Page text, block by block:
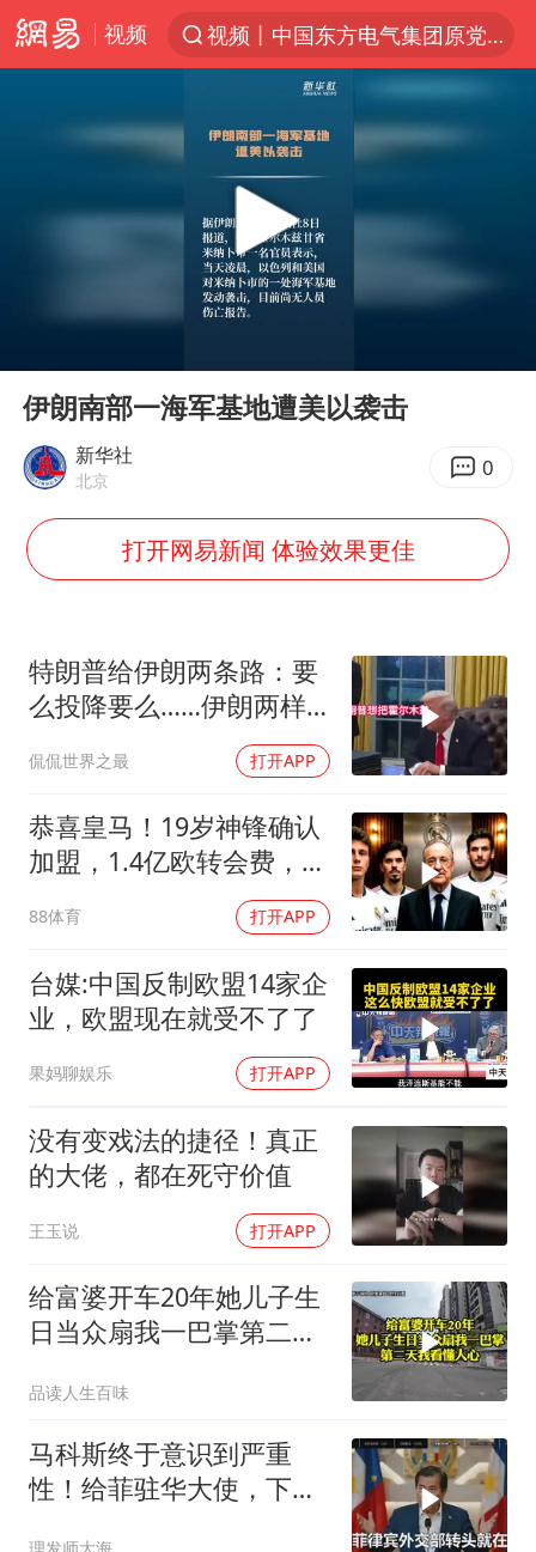
视频
视频丨中国东方电气集团原党组副书记、董事宋致远被查
名创优品一次性内裤 颜面尽失
四川宜宾3.4级地震
伊斯兰版北约来了吗
多所高校取消艺考
上半年国内居民出游人次34.63亿
店主称换“青海拉面”招牌后生意更好
泰国初中生饮弹自尽前开了26枪
22岁女生独闯南太行失联12天
万岁山接盘烂尾恒大文旅城
习近平心系体育强国建设
Play
伊朗南部一海军基地遭美以袭击
新华社
北京 0
打开网易新闻 体验效果更佳
特朗普给伊朗两条路：要
么投降要么……伊朗两样
都不选，美军无人机又被
打下来了
侃侃世界之最 打开APP
恭喜皇马！19岁神锋确认
加盟，1.4亿欧转会费，维
88体育 打开APP
台媒:中国反制欧盟14家企
业，欧盟现在就受不了了
果妈聊娱乐 打开APP
没有变戏法的捷径！真正
的大佬，都在死守价值
王玉说 打开APP
给富婆开车20年她儿子生
日当众扇我一巴掌第二天
品读人生百味
马科斯终于意识到严重
性！给菲驻华大使，下达